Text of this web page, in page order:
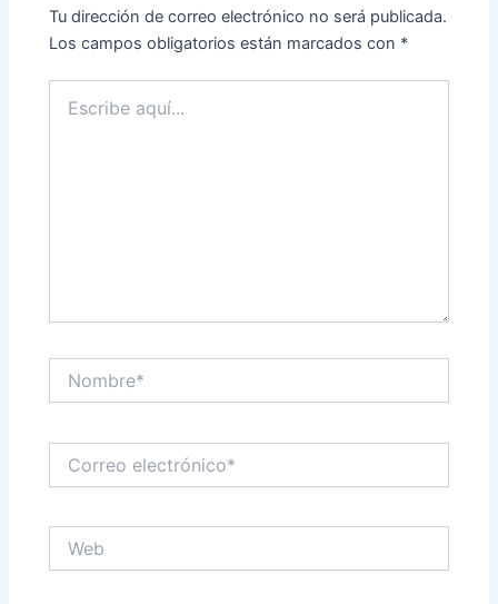
Tu dirección de correo electrónico no será publicada.
Los campos obligatorios están marcados con *
aquí...
electrónico*